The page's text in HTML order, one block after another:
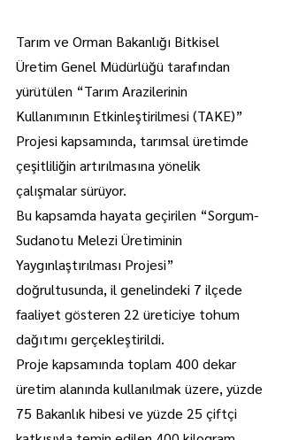
Tarım ve Orman Bakanlığı Bitkisel
Üretim Genel Müdürlüğü tarafından
yürütülen “Tarım Arazilerinin
Kullanımının Etkinleştirilmesi (TAKE)”
Projesi kapsamında, tarımsal üretimde
çeşitliliğin artırılmasına yönelik
çalışmalar sürüyor.
Bu kapsamda hayata geçirilen “Sorgum-
Sudanotu Melezi Üretiminin
Yaygınlaştırılması Projesi”
doğrultusunda, il genelindeki 7 ilçede
faaliyet gösteren 22 üreticiye tohum
dağıtımı gerçekleştirildi.
Proje kapsamında toplam 400 dekar
üretim alanında kullanılmak üzere, yüzde
75 Bakanlık hibesi ve yüzde 25 çiftçi